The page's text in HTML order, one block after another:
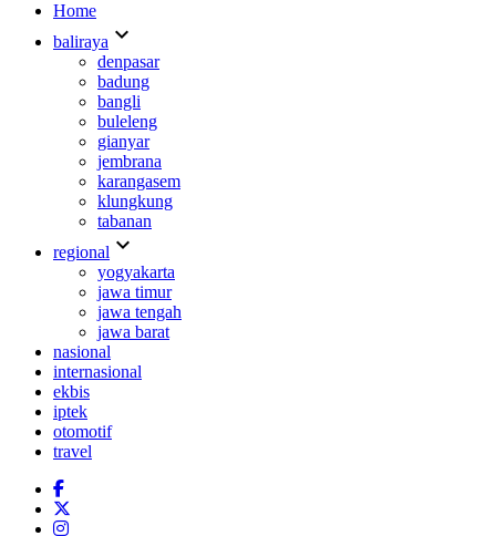
Home
baliraya expand_more
denpasar
badung
bangli
buleleng
gianyar
jembrana
karangasem
klungkung
tabanan
regional expand_more
yogyakarta
jawa timur
jawa tengah
jawa barat
nasional
internasional
ekbis
iptek
otomotif
travel